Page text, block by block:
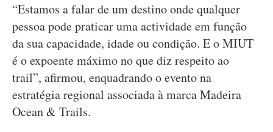
“Estamos a falar de um destino onde qualquer
pessoa pode praticar uma actividade em função
da sua capacidade, idade ou condição. E o MIUT
é o expoente máximo no que diz respeito ao
trail”, afirmou, enquadrando o evento na
estratégia regional associada à marca Madeira
Ocean & Trails.